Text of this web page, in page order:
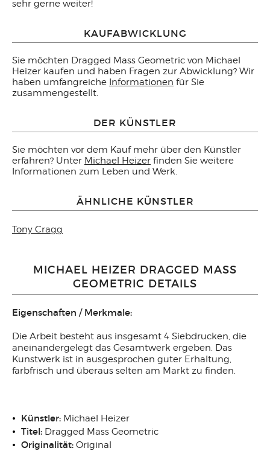
sehr gerne weiter!
KAUFABWICKLUNG
Sie möchten Dragged Mass Geometric von Michael
Heizer kaufen und haben Fragen zur Abwicklung? Wir
haben umfangreiche Informationen für Sie
zusammengestellt.
DER KÜNSTLER
Sie möchten vor dem Kauf mehr über den Künstler
erfahren? Unter Michael Heizer finden Sie weitere
Informationen zum Leben und Werk.
ÄHNLICHE KÜNSTLER
Tony Cragg
MICHAEL HEIZER DRAGGED MASS
GEOMETRIC DETAILS
Eigenschaften / Merkmale:
Die Arbeit besteht aus insgesamt 4 Siebdrucken, die
aneinandergelegt das Gesamtwerk ergeben. Das
Kunstwerk ist in ausgesprochen guter Erhaltung,
farbfrisch und überaus selten am Markt zu finden.
Künstler: Michael Heizer
Titel: Dragged Mass Geometric
Originalität: Original